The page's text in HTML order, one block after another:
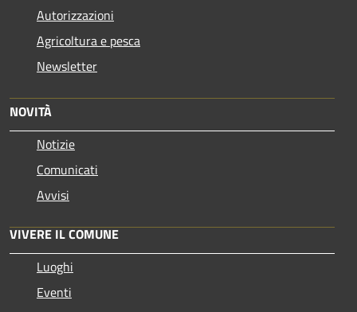
Autorizzazioni
Agricoltura e pesca
Newsletter
NOVITÀ
Notizie
Comunicati
Avvisi
VIVERE IL COMUNE
Luoghi
Eventi